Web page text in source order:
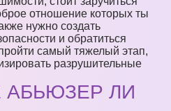
отношение которых ты
нужно создать
и обратиться
самый тяжелый этап,
разрушительные
АБЬЮЗЕР ЛИ